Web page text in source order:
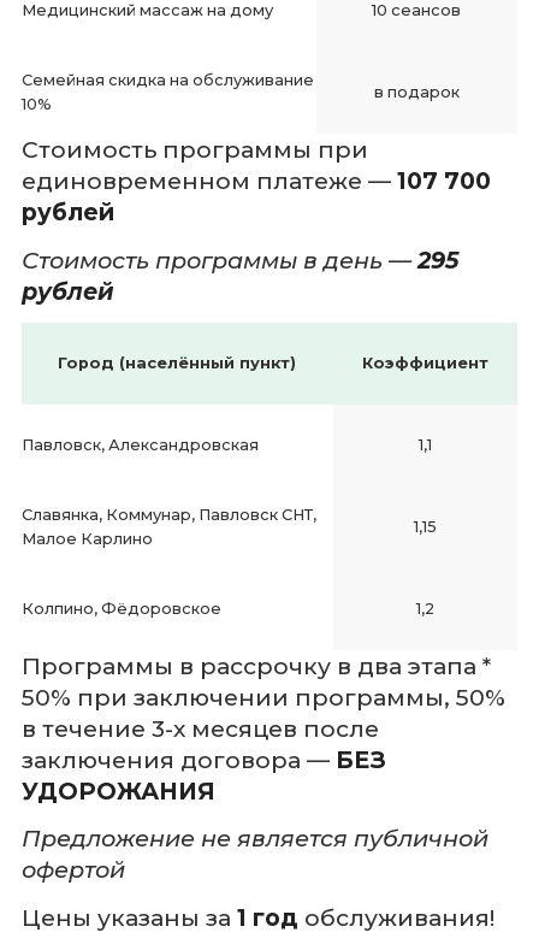
Медицинский массаж на дому 10 сеансов
Семейная скидка на обслуживание
10%
в подарок
Стоимость программы при
единовременном платеже — 107 700
рублей
Стоимость программы в день —295
рублей
Город (населённый пункт) Коэффициент
Павловск, Александровская 1,1
Славянка, Коммунар, Павловск СНТ,
Малое Карлино
1,15
Колпино, Фёдоровское 1,2
Программы в рассрочку в два этапа *
50% при заключении программы, 50%
в течение 3-х месяцев после
заключения договора — БЕЗ
УДОРОЖАНИЯ
Предложение не является публичной
офертой
Цены указаны за 1 год обслуживания!